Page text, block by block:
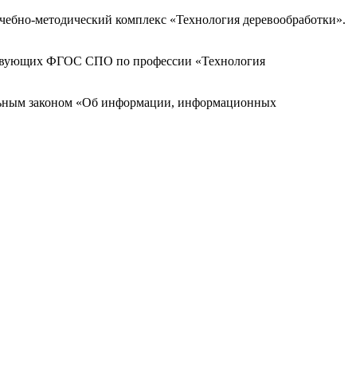
методический комплекс «Технология деревообработки».
ФГОС СПО по профессии «Технология
законом «Об информации, информационных